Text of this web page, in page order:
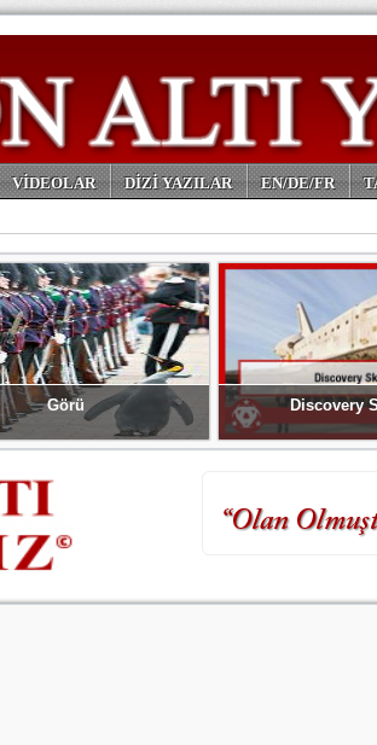
VİDEOLAR DİZİ YAZILAR EN/DE/FR
Görü Discovery